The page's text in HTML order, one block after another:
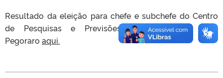
Resultado da eleição para chefe e subchefe do Centro
de Pesquisas e Previsões Meteorológicas Darci
Pegoraro aqui.